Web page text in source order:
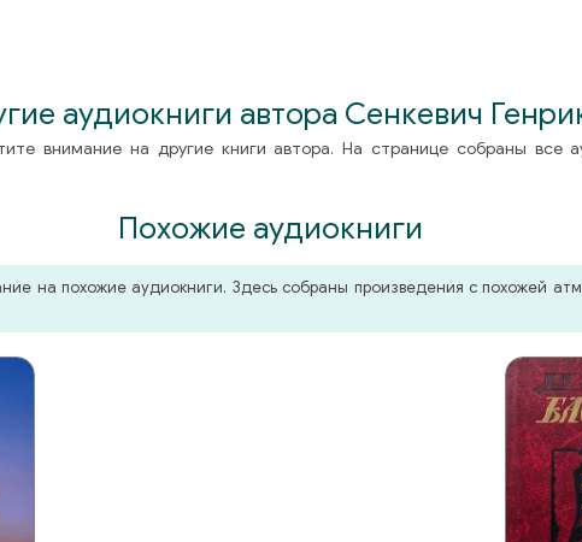
аудиокниги автора Сенкевич
внимание на другие книги автора. На странице собраны все
Похожие аудиокниги
на похожие аудиокниги. Здесь собраны произведения с похожей